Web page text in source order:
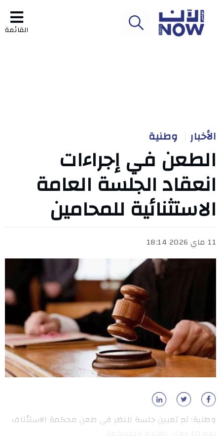
القائمة
الأخبار وطنية
الطعن في إجراءات
انعقاد الجلسة العامة
الاستثنائية للمحامين
11 ماي 2026 18:14
وطنية: تم تعيين جلسة للنظر في طعن محكمة الاستئناف